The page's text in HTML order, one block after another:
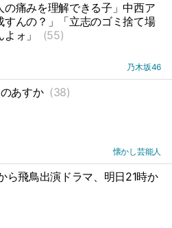
痛みを理解できる子」中西ア
んの？」「立志のゴミ捨て場
ォ」
(55)
乃木坂46
あすか (38)
懐かし芸能人
ら飛鳥出演ドラマ、明日21時か